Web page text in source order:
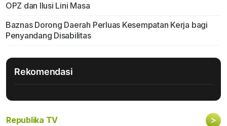
OPZ dan Ilusi Lini Masa
Baznas Dorong Daerah Perluas Kesempatan Kerja bagi
Penyandang Disabilitas
Rekomendasi
Republika TV >